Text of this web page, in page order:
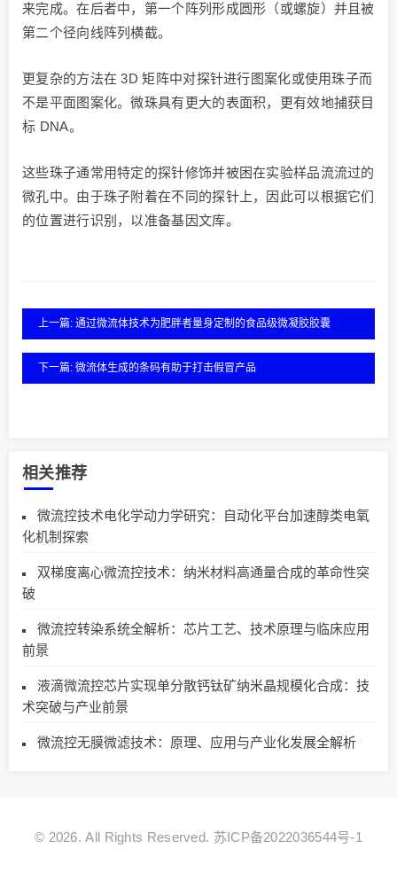
来完成。在后者中，第一个阵列形成圆形（或螺旋）并且被
第二个径向线阵列横截。
更复杂的方法在 3D 矩阵中对探针进行图案化或使用珠子而
不是平面图案化。微珠具有更大的表面积，更有效地捕获目
标 DNA。
这些珠子通常用特定的探针修饰并被困在实验样品流流过的
微孔中。由于珠子附着在不同的探针上，因此可以根据它们
的位置进行识别，以准备基因文库。
上一篇: 通过微流体技术为肥胖者量身定制的食品级微凝胶胶囊
下一篇: 微流体生成的条码有助于打击假冒产品
相关推荐
微流控技术电化学动力学研究：自动化平台加速醇类电氧
化机制探索
双梯度离心微流控技术：纳米材料高通量合成的革命性突
破
微流控转染系统全解析：芯片工艺、技术原理与临床应用
前景
液滴微流控芯片实现单分散钙钛矿纳米晶规模化合成：技
术突破与产业前景
微流控无膜微滤技术：原理、应用与产业化发展全解析
© 2026. All Rights Reserved. 苏ICP备2022036544号-1